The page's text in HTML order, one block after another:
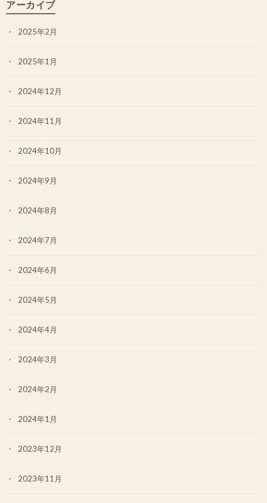
アーカイブ
2025年2月
2025年1月
2024年12月
2024年11月
2024年10月
2024年9月
2024年8月
2024年7月
2024年6月
2024年5月
2024年4月
2024年3月
2024年2月
2024年1月
2023年12月
2023年11月